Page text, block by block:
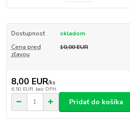
Dostupnosť
skladom
Cena pred
zľavou
10,00 EUR
8,00 EUR/ks
6,50 EUR bez DPH
Pridať do košíka